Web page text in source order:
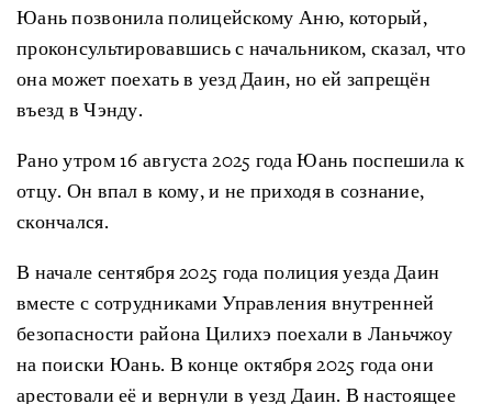
Юань позвонила полицейскому Аню, который,
проконсультировавшись с начальником, сказал, что
она может поехать в уезд Даин, но ей запрещён
въезд в Чэнду.
Рано утром 16 августа 2025 года Юань поспешила к
отцу. Он впал в кому, и не приходя в сознание,
скончался.
В начале сентября 2025 года полиция уезда Даин
вместе с сотрудниками Управления внутренней
безопасности района Цилихэ поехали в Ланьчжоу
на поиски Юань. В конце октября 2025 года они
арестовали её и вернули в уезд Даин. В настоящее